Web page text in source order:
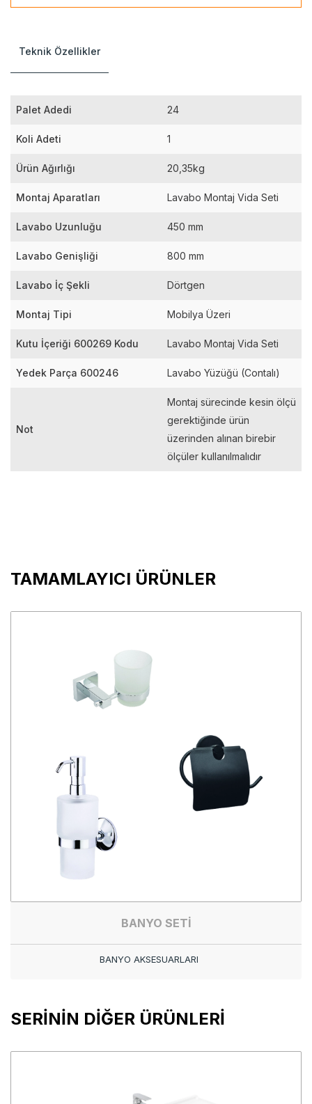
Teknik Özellikler
Palet Adedi 24
Koli Adeti 1
Ürün Ağırlığı 20,35kg
Montaj Aparatları Lavabo Montaj Vida Seti
Lavabo Uzunluğu 450 mm
Lavabo Genişliği 800 mm
Lavabo İç Şekli Dörtgen
Montaj Tipi Mobilya Üzeri
Kutu İçeriği 600269 Kodu Lavabo Montaj Vida Seti
Yedek Parça 600246 Lavabo Yüzüğü (Contalı)
Not
Montaj sürecinde kesin ölçü
gerektiğinde ürün
üzerinden alınan birebir
ölçüler kullanılmalıdır
TAMAMLAYICI ÜRÜNLER
BANYO SETİ
BANYO AKSESUARLARI
SERİNİN DİĞER ÜRÜNLERİ